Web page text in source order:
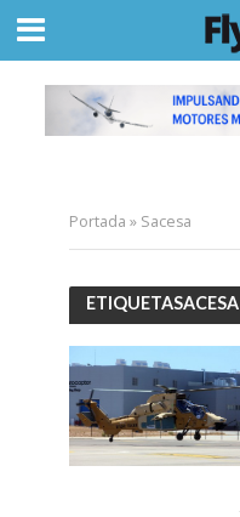
Portada » Sacesa
ETIQUETASACESA